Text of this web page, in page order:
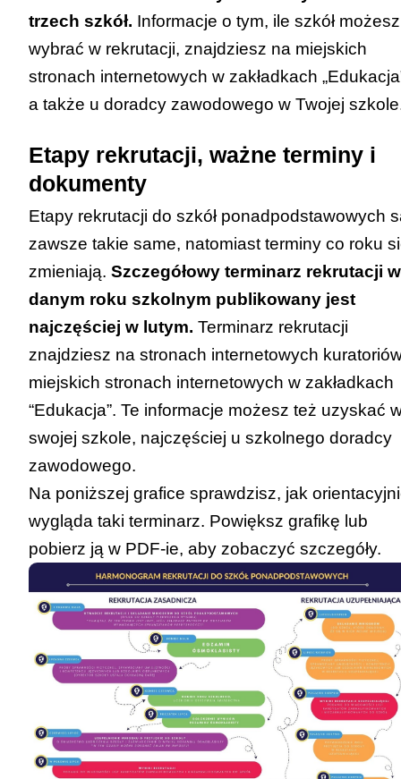
Link do zakładki z informacją o rekrutacji –
[KLIK]
ŁÓDZKIE Kuratorium Oświaty
Strona internetowa kuratorium:
Link do zakładki z informacją o rekrutacji –
[KLIK]
MAŁOPOLSKIE Kuratorium Oświaty
Strona internetowa kuratorium:
www.kuratorium.krakow.pl
Link do zakładki z informacją o rekrutacji –
[KLIK]
MAZOWIECKIE Kuratorium Oświaty
Strona internetowa kuratorium:
www.kuratorium.waw.pl
Link do zakładki z informacją o rekrutacji –
[KLIK]
OPOLSKIE Kuratorium Oświaty
Strona internetowa kuratorium:
www.kuratorium.opole.pl
Link do zakładki z informacją o rekrutacji –
[KLIK
PODKARPACKIE Kuratorium Oświaty
Strona internetowa kuratorium:
www.ko.rzeszow.pl
Link do zakładki z informacją o rekrutacji –
[KLIK]
PODLASKIE Kuratorium Oświaty
trzech szkół. Informacje o tym, ile szkół możesz
wybrać w rekrutacji, znajdziesz na miejskich
stronach internetowych w zakładkach
a także u doradcy zawodowego w Twojej
Etapy rekrutacji, ważne terminy i
dokumenty
Etapy rekrutacji do szkół ponadpodstawowych
zawsze takie same, natomiast terminy co roku
zmieniają. Szczegółowy terminarz rekrutacji w
danym roku szkolnym publikowany jest
najczęściej w lutym. Terminarz rekrutacji
znajdziesz na stronach internetowych
miejskich stronach internetowych w zakładkach
“Edukacja”. Te informacje możesz też uzyskać
swojej szkole, najczęściej u szkolnego doradcy
zawodowego.
Na poniższej grafice sprawdzisz, jak
wygląda taki terminarz. Powiększ grafikę lub
pobierz ją w PDF-ie, aby zobaczyć szczegóły.